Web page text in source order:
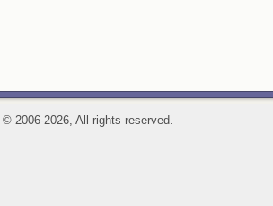
©2006-2026, All rights reserved.